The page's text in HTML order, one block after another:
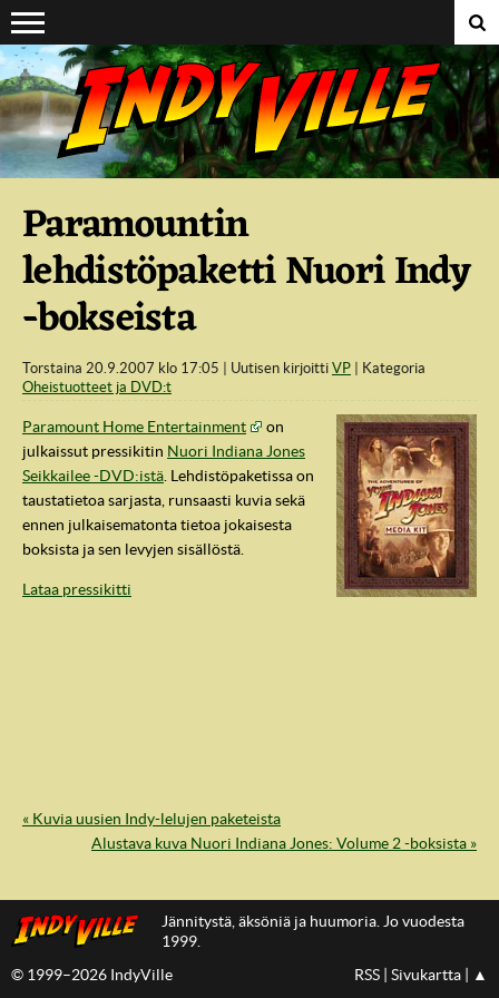
Suoraan sisältöön
IndyVille
Paramountin
lehdistöpaketti Nuori Indy
-bokseista
Torstaina 20.9.2007 klo 17:05 Uutisen kirjoitti VP
Kategoria
Oheistuotteet ja DVD:t
Paramount Home Entertainment
on
julkaissut pressikitin Nuori Indiana Jones
Seikkailee -DVD:istä . Lehdistöpaketissa on
taustatietoa sarjasta, runsaasti kuvia sekä
ennen julkaisematonta tietoa jokaisesta
boksista ja sen levyjen sisällöstä.
Lataa pressikitti
« Kuvia uusien Indy-lelujen paketeista
Alustava kuva Nuori Indiana Jones: Volume 2 -boksista »
Jännitystä, äksöniä ja huumoria. Jo vuodesta
1999.
© 1999–2026 IndyVille
RSS Sivukartta ▲